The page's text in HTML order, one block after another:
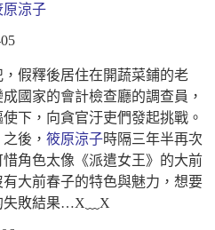
原涼子
假釋後居住在開蔬菜鋪的老
國家的會計檢查廳的調查員，
下，向貪官汙吏們發起挑戰。
後， 筱原涼子時隔三年半再次
角色太像《派遣女王》的大前
大前春子的特色與魅力，想要
失敗結果…X﹏X